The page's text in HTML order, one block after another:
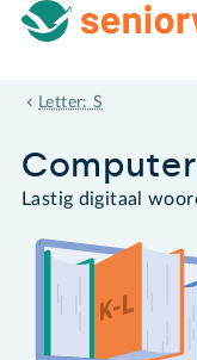
Letter: S
sparkline
Lastig digitaal